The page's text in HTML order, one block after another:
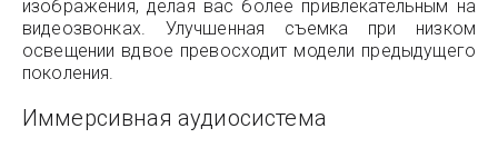
изображения, делая вас более привлекательным на
видеозвонках. Улучшенная съемка при низком
освещении вдвое превосходит модели предыдущего
поколения.
Иммерсивная аудиосистема